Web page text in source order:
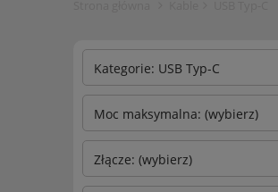
Kategorie: USB Typ-C
Moc maksymalna: (wybierz)
Złącze: (wybierz)